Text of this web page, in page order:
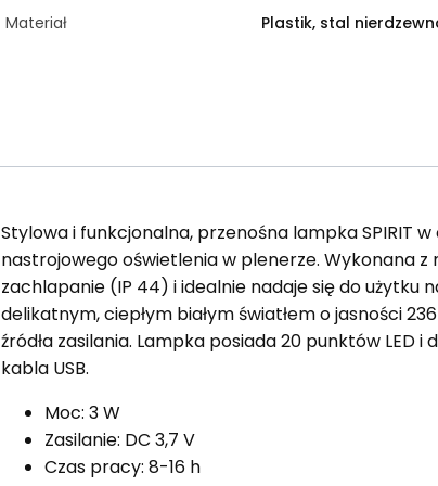
Materiał Plastik, stal
Stylowa i funkcjonalna, przenośna lampka SPIRIT
nastrojowego oświetlenia w plenerze. Wykonana
zachlapanie (IP 44) i idealnie nadaje się do użytku
delikatnym, ciepłym białym światłem o jasności
źródła zasilania. Lampka posiada 20 punktów LED
kabla USB.
Moc: 3 W
Zasilanie: DC 3,7 V
Czas pracy: 8-16 h